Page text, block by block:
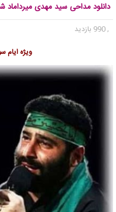
دانلود مداحی سید مهدی میرداماد
, 990 بازدید
ویژه ایام